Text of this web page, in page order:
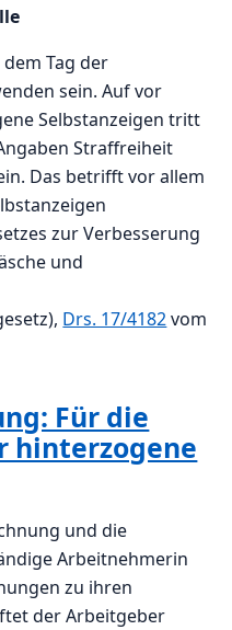
Tag der
sein. Auf vor
Selbstanzeigen tritt
Straffreiheit
Das betrifft vor allem
zur Verbesserung
und
Drs. 17/4182vom
Für die
hinterzogene
und die
Arbeitnehmerin
zu ihren
der Arbeitgeber